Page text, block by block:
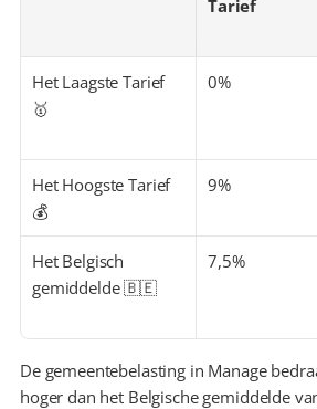
Tarief
Het Laagste Tarief
🥇
0%
Het Hoogste Tarief
💰
9%
Het Belgisch
gemiddelde 🇧🇪
7,5%
De gemeentebelasting in Manage
hoger dan het Belgische gemiddelde